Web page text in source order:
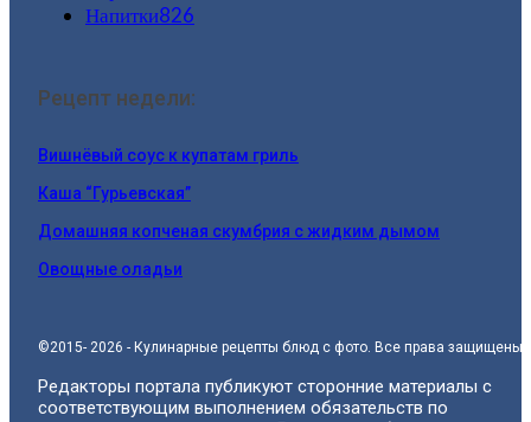
Напитки826
Рецепт недели:
Вишнёвый соус к купатам гриль
Каша “Гурьевская”
Домашняя копченая скумбрия с жидким дымом
Овощные оладьи
©2015- 2026 - Кулинарные рецепты блюд с фото. Все права защищены.
Редакторы портала публикуют сторонние материалы с
соответствующим выполнением обязательств по